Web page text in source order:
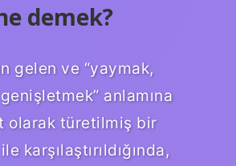
demek?
gelen ve “yaymak,
anlamına
olarak türetilmiş bir
karşılaştırıldığında,